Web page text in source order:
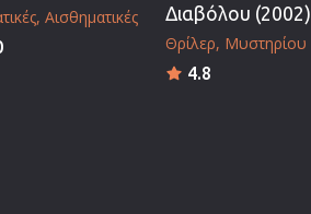
Αισθηματικές
Διαβόλου (2002)
Θρίλερ Μυστηρίου
4.8